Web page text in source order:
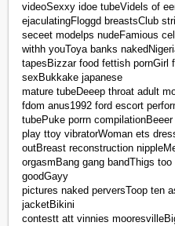
videoSexxy idoe tubeVidels of
ejaculatingFloggd breastsClub
seceet modelps nudeFamious
withh youToya banks
tapesBizzar food fettish pornGirl
sexBukkake japanese
mature tubeDeeep throat adult
fdom anus1992 ford escort
tubePuke porrn
play ttoy vibratorWoman ets
outBreast reconstruction
orgasmBang gang bandThigs
goodGayy
pictures naked perversToop ten
jacketBikini
contestt att vinnies